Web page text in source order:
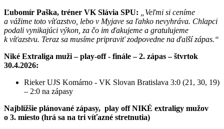
Ľubomír Paška, tréner VK Slávia SPU:
„Veľmi si ceníme
a vážime toto víťazstvo, lebo v Myjave sa ľahko nevyhráva. Chlapci
podali vynikajúci výkon, za čo im ďakujeme a gratulujeme
k víťazstvu. Teraz sa musíme pripraviť zodpovedne na ďalší zápas.“
Niké Extraliga muži – play-off - finále – 2. zápas – štvrtok
30.4.2026:
Rieker UJS Komárno - VK Slovan Bratislava 3:0 (21, 30, 19)
– 2:0 na zápasy
Najbližšie plánované zápasy, play off NIKÉ extraligy mužov
o 3. miesto (hrá sa na tri víťazné stretnutia)